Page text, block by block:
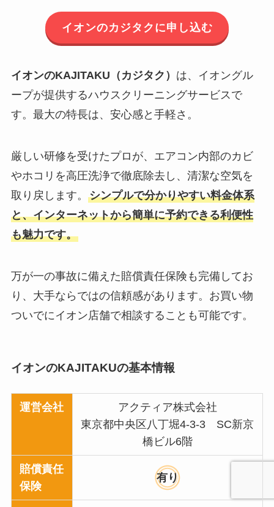
イオンのカジタクに申し込む
イオンのKAJITAKU（カジタク） は、イオングル
ープが提供するハウスクリーニングサービスで
す。最大の特長は、安心感と手軽さ。
厳しい研修を受けたプロが、エアコン内部のカビ
やホコリを高圧洗浄で徹底除去し、清潔な空気を
取り戻します。 シンプルで分かりやすい料金体系
と、インターネットから簡単に予約できる利便性
も魅力です。
万が一の事故に備えた賠償責任保険も完備してお
り、大手ならではの信頼感があります。お買い物
ついでにイオン店舗で相談することも可能です。
イオンのKAJITAKUの基本情報
運営会社
アクティア株式会社
東京都中央区八丁堀4-3-3 SC新京
橋ビル6階
賠償責任
保険
有り